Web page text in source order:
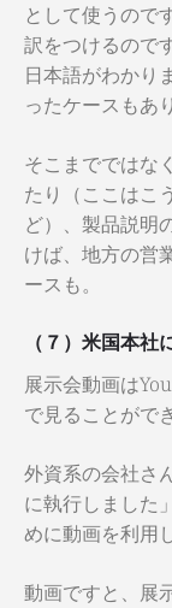
として使うので
訳をつけるので
日本語がわかり
ったケースもあ
そこまでではな
たり（ここはこ
ど）、製品説明
けば、地方の営
ースも。
（７）米国本
展示会動画は
で見ることがで
外資系の会社さ
に執行しました
めに動画を利用
動画ですと、展